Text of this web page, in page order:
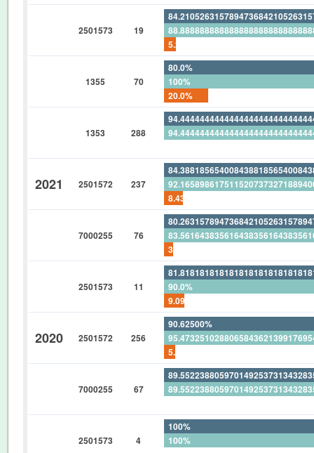
2501573 19
1355 70
80.0%
100%
20.0%
1353 288
2021 2501572 237
7000255 76
2501573 11
90.0%
2020 2501572 256
90.62500%
5.07812500%
7000255 67
2501573 4
100%
100%